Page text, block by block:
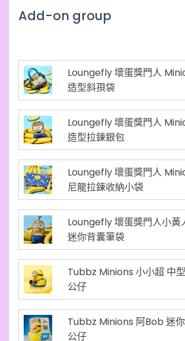
Add-on group
Loungefly 壞蛋獎門人
造型斜孭袋
Loungefly 壞蛋獎門人
造型拉鍊銀包
Loungefly 壞蛋獎門人
尼龍拉鍊收納小袋
Loungefly 壞蛋獎門人小黃
迷你背囊筆袋
Tubbz Minions 小小超 中
公仔
Tubbz Minions 阿Bob 迷
公仔